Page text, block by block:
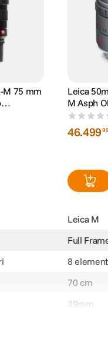
M 75 mm
Leica
M Asph
46.49999
Leica M
Full
8
70 cm
39mm